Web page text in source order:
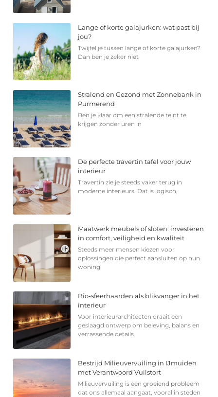
Lange of korte galajurken: wat past bij
jou?
Twijfel je tussen lange of korte galajurken?
Dan ben je zeker niet
Stralend en Gezond met Zonnebank in
Purmerend
Ben je klaar om een stralende teint te
krijgen zonder uren in
De perfecte travertin tafel voor jouw
interieur
Travertin zie je steeds vaker terug in
moderne interieurs. Dat is logisch,
Maatwerk meubels of sloten: investeren
in comfort, veiligheid en kwaliteit
Steeds meer mensen kiezen voor
oplossingen die perfect aansluiten op hun
woning
Bio-sfeerhaarden als blikvanger in het
interieur
Voor interieurarchitecten draait een
geslaagd ontwerp om beleving, balans en
verrassende details.
Bestrijd Milieuvervuiling in IJmuiden
met Verantwoord Vuilstort
Milieuvervuiling is een groeiend probleem
dat ons allemaal aangaat, vooral in steden